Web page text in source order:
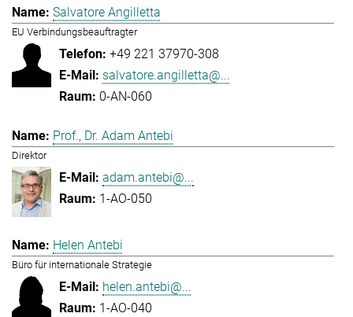
Salvatore Angilletta
EU Verbindungsbeauftragter
+49 221 37970-308
salvatore.angilletta@...
0-AN-060
Prof., Dr. Adam Antebi
Direktor
adam.antebi@...
1-AO-050
Helen Antebi
Büro für internationale Strategie
helen.antebi@...
1-AO-040